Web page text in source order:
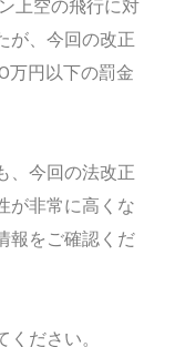
上空の飛行に対
が、今回の改正
万円以下の罰金
、今回の法改正
が非常に高くな
報をご確認くだ
ださい。